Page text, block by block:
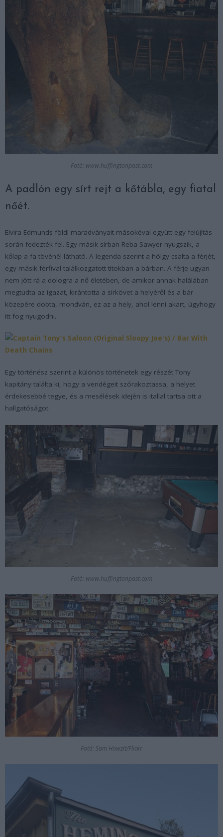
Fotó: www.huffingtonpost.com
A padlón egy sírt rejt a kőtábla, egy fiatal
nőét.
Elvira Edmunds földi maradványait másokéval együtt egy felújítás
során fedezték fel. Egy másik sírban Reba Sawyer nyugszik, a
kőlap a fa tövénél látható. A legenda szerint a hölgy csalta a férjét,
egy másik férfival találkozgatott titokban a bárban. A férje ugyan
nem jött rá a dologra a nő életében, de amikor annak halálában
megtudta az igazat, kirántotta a sírkövet a helyéről és a bár
közepére dobta, mondván, ez az a hely, ahol lenni akart, úgyhogy
itt fog nyugodni.
Egy történész szerint a különös történetek egy részét Tony
kapitány találta ki, hogy a vendégeit szórakoztassa, a helyet
érdekesebbé tegye, és a mesélések idején is itallal tartsa ott a
hallgatóságot.
Fotó: www.huffingtonpost.com
Fotó: Sam Howzit/Flickr